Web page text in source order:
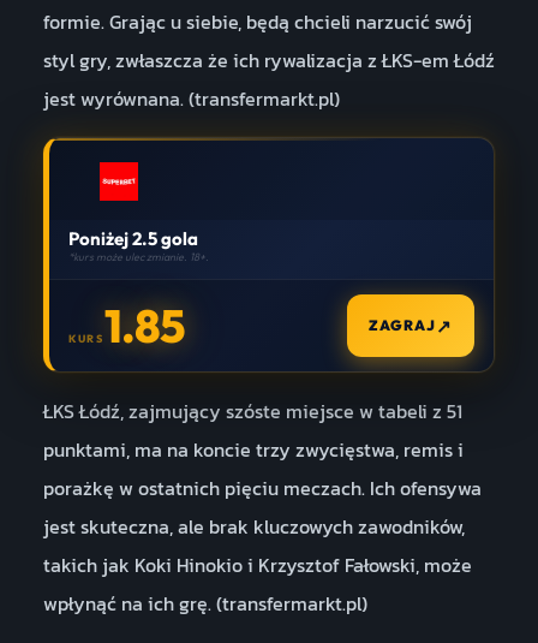
formie. Grając u siebie, będą chcieli narzucić swój
styl gry, zwłaszcza że ich rywalizacja z ŁKS-em Łódź
jest wyrównana. (transfermarkt.pl)
Poniżej 2.5 gola
*kurs może ulec zmianie. 18+.
KURS1.85 ZAGRAJ ↗
ŁKS Łódź, zajmujący szóste miejsce w tabeli z 51
punktami, ma na koncie trzy zwycięstwa, remis i
porażkę w ostatnich pięciu meczach. Ich ofensywa
jest skuteczna, ale brak kluczowych zawodników,
takich jak Koki Hinokio i Krzysztof Fałowski, może
wpłynąć na ich grę. (transfermarkt.pl)